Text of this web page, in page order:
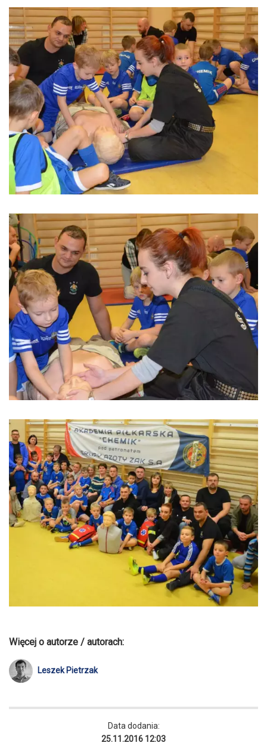
Więcej o autorze / autorach:
Leszek Pietrzak
Data dodania:
25.11.2016 12:03